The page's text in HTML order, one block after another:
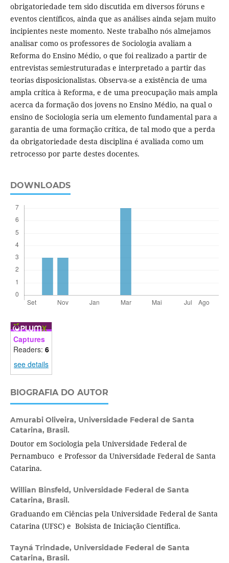
obrigatoriedade tem sido discutida em diversos fóruns e
eventos científicos, ainda que as análises ainda sejam muito
incipientes neste momento. Neste trabalho nós almejamos
analisar como os professores de Sociologia avaliam a
Reforma do Ensino Médio, o que foi realizado a partir de
entrevistas semiestruturadas e interpretado a partir das
teorias disposicionalistas. Observa-se a existência de uma
ampla crítica à Reforma, e de uma preocupação mais ampla
acerca da formação dos jovens no Ensino Médio, na qual o
ensino de Sociologia seria um elemento fundamental para a
garantia de uma formação crítica, de tal modo que a perda
da obrigatoriedade desta disciplina é avaliada como um
retrocesso por parte destes docentes.
DOWNLOADS
Captures
Readers: 6
see details
BIOGRAFIA DO AUTOR
Amurabi Oliveira, Universidade Federal de Santa
Catarina, Brasil.
Doutor em Sociologia pela Universidade Federal de
Pernambuco e Professor da Universidade Federal de Santa
Catarina.
Willian Binsfeld, Universidade Federal de Santa
Catarina, Brasil.
Graduando em Ciências pela Universidade Federal de Santa
Catarina (UFSC) e Bolsista de Iniciação Científica.
Tayná Trindade, Universidade Federal de Santa
Catarina, Brasil.